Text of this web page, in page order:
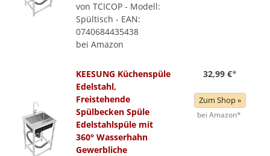
von TCICOP - Modell:
Spültisch - EAN:
0740684435438
bei Amazon
KEESUNG Küchenspüle
Edelstahl,
Freistehende
Spülbecken Spüle
Edelstahlspüle mit
360° Wasserhahn
Gewerbliche
32,99 €*
Zum Shop »
bei Amazon*